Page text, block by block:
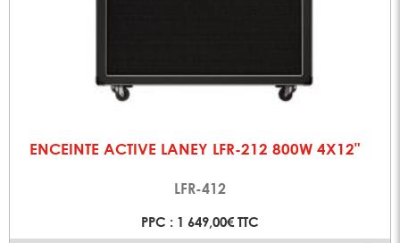
ENCEINTE ACTIVE LANEY LFR-212 800W 4X12"
LFR-412
PPC : 1 649,00€ TTC